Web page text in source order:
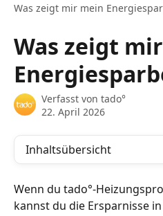
Was zeigt mir mein
Was zeigt
Verfasst von tado°
22. April 2026
Inhaltsübersicht
Wenn du tado°-
kannst du die Ersparnisse in